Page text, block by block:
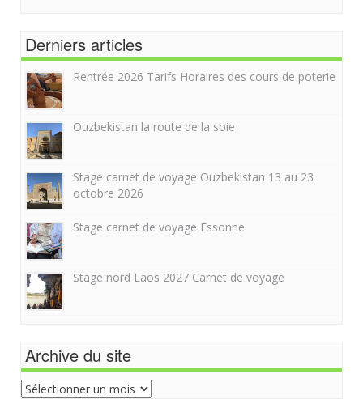
Derniers articles
Rentrée 2026 Tarifs Horaires des cours de poterie
Ouzbekistan la route de la soie
Stage carnet de voyage Ouzbekistan 13 au 23
octobre 2026
Stage carnet de voyage Essonne
Stage nord Laos 2027 Carnet de voyage
Archive du site
Archive
du